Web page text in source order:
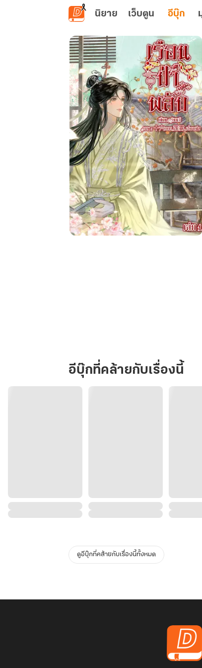
ข้ามไปยังเนื้อหาหลัก
นิยาย เว็บตูน อีบุ๊ก
อีบุ๊กที่คล้ายกับเรื่องนี้
ดูอีบุ๊กที่คล้ายกับเรื่องนี้ทั้งหมด